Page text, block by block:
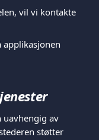
vil vi kontakte
applikasjonen
uavhengig av
støtter